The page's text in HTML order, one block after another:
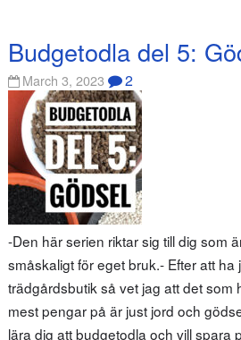
Budgetodla del 5:
March 3, 2023 2
-Den här serien riktar sig till dig som
småskaligt för eget bruk.- Efter att
trädgårdsbutik så vet jag att det som
mest pengar på är just jord och
lära dig att budgetodla och vill spara